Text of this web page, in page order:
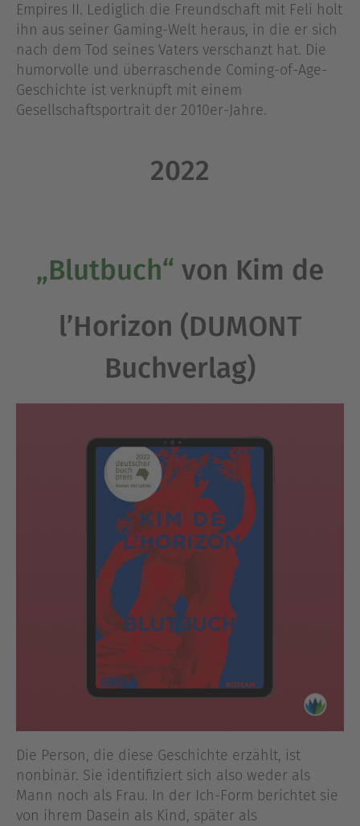
Empires II. Lediglich die Freundschaft mit Feli holt
ihn aus seiner Gaming-Welt heraus, in die er sich
nach dem Tod seines Vaters verschanzt hat. Die
humorvolle und überraschende Coming-of-Age-
Geschichte ist verknüpft mit einem
Gesellschaftsportrait der 2010er-Jahre.
2022
„Blutbuch“ von Kim de
l’Horizon (DUMONT
Buchverlag)
Die Person, die diese Geschichte erzählt, ist
nonbinär. Sie identifiziert sich also weder als
Mann noch als Frau. In der Ich-Form berichtet sie
von ihrem Dasein als Kind, später als